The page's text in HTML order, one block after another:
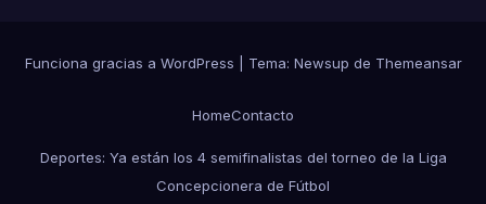
Funciona gracias a WordPress Tema: Newsup de Themeansar
HomeContacto
Deportes: Ya están los 4 semifinalistas del torneo de la Liga
Concepcionera de Fútbol